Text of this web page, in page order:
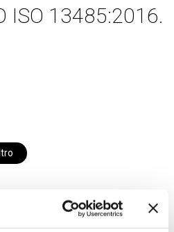
ISO 13485:2016.